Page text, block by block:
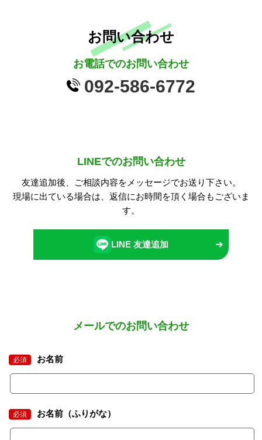
お問い合わせ
お電話でのお問い合わせ
092-586-6772
LINEでのお問い合わせ
友達追加後、ご相談内容をメッセージでお送り下さい。
現場に出ている場合は、返信にお時間を頂く場合もございま
す。
LINE 友達追加
メールでのお問い合わせ
必須 お名前
必須 お名前（ふりがな）